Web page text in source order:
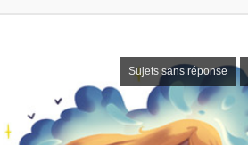
Sujets sans réponse